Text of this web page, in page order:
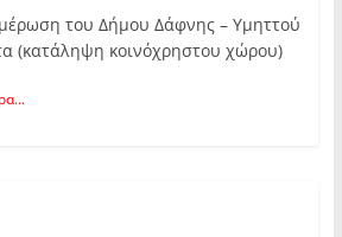
του Δήμου Δάφνης – Υμηττού
(κατάληψη κοινόχρηστου χώρου)